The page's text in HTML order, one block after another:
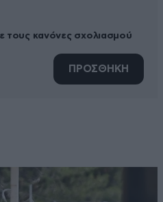
τους κανόνες σχολιασμού
ΠΡΟΣΘΗΚΗ